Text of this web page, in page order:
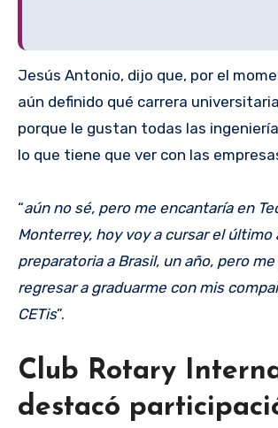
Jesús Antonio, dijo que, por el
aún definido qué carrera
porque le gustan todas las
lo que tiene que ver con las
“aún no sé, pero me encantaría en
Monterrey, hoy voy a cursar el último
preparatoria a Brasil, un año, pero
regresar a graduarme con mis
CETis”.
Club Rotary
destacó